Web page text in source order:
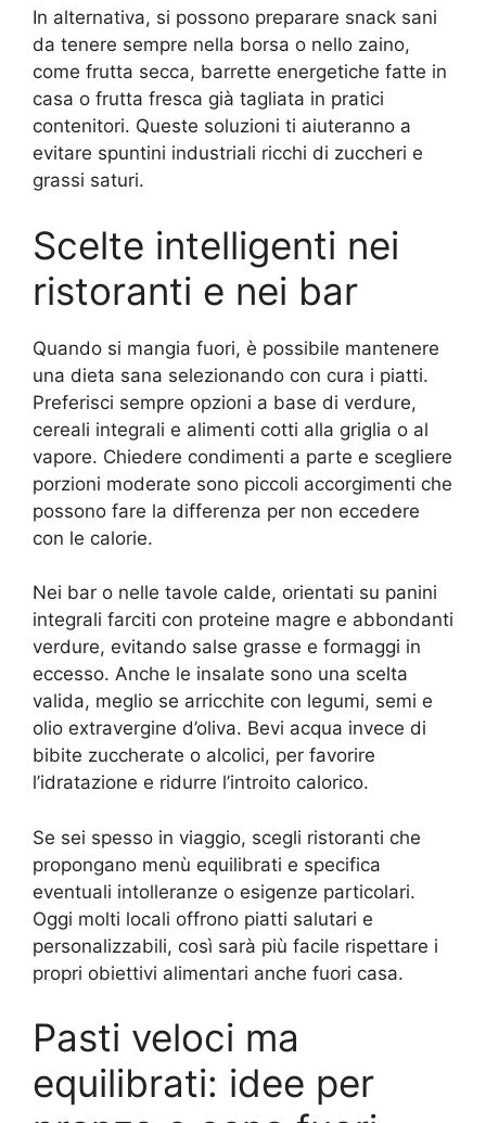
In alternativa, si possono preparare snack sani
da tenere sempre nella borsa o nello zaino,
come frutta secca, barrette energetiche fatte in
casa o frutta fresca già tagliata in pratici
contenitori. Queste soluzioni ti aiuteranno a
evitare spuntini industriali ricchi di zuccheri e
grassi saturi.
Scelte intelligenti nei
ristoranti e nei bar
Quando si mangia fuori, è possibile mantenere
una dieta sana selezionando con cura i piatti.
Preferisci sempre opzioni a base di verdure,
cereali integrali e alimenti cotti alla griglia o al
vapore. Chiedere condimenti a parte e scegliere
porzioni moderate sono piccoli accorgimenti che
possono fare la differenza per non eccedere
con le calorie.
Nei bar o nelle tavole calde, orientati su panini
integrali farciti con proteine magre e abbondanti
verdure, evitando salse grasse e formaggi in
eccesso. Anche le insalate sono una scelta
valida, meglio se arricchite con legumi, semi e
olio extravergine d’oliva. Bevi acqua invece di
bibite zuccherate o alcolici, per favorire
l’idratazione e ridurre l’introito calorico.
Se sei spesso in viaggio, scegli ristoranti che
propongano menù equilibrati e specifica
eventuali intolleranze o esigenze particolari.
Oggi molti locali offrono piatti salutari e
personalizzabili, così sarà più facile rispettare i
propri obiettivi alimentari anche fuori casa.
Pasti veloci ma
equilibrati: idee per